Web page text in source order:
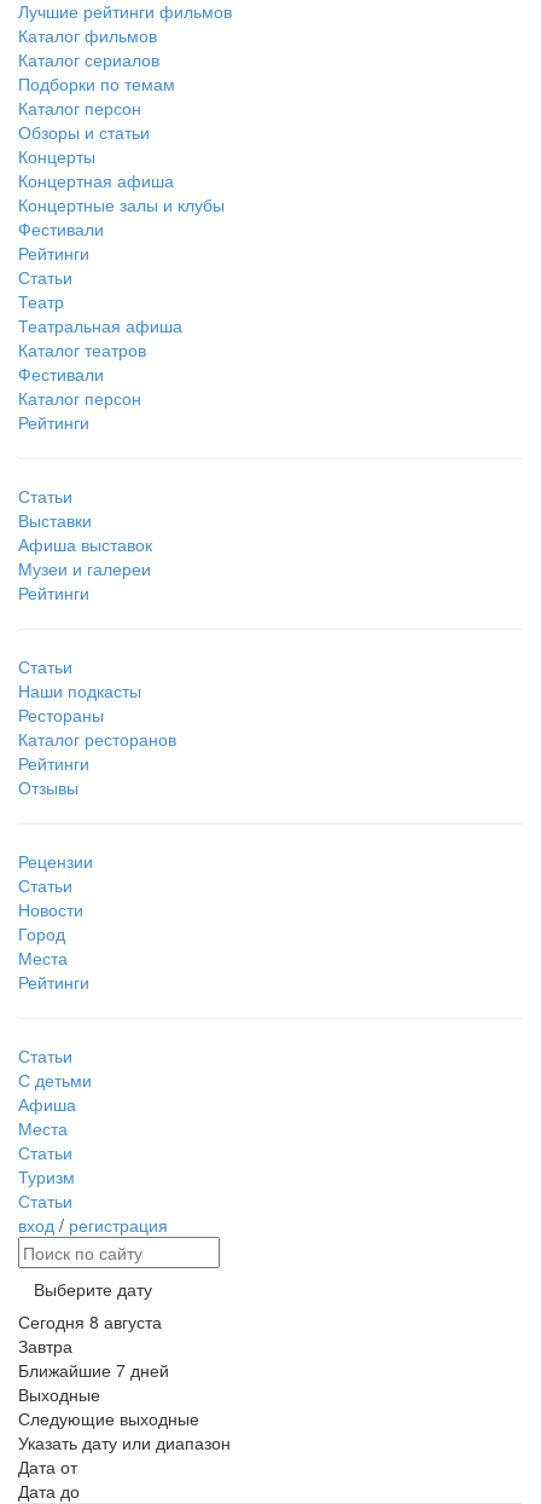
Лучшие рейтинги фильмов
Каталог фильмов
Каталог сериалов
Подборки по темам
Каталог персон
Обзоры и статьи
Концерты
Концертная афиша
Концертные залы и клубы
Фестивали
Рейтинги
Статьи
Театр
Театральная афиша
Каталог театров
Фестивали
Каталог персон
Рейтинги
Статьи
Выставки
Афиша выставок
Музеи и галереи
Рейтинги
Статьи
Наши подкасты
Рестораны
Каталог ресторанов
Рейтинги
Отзывы
Рецензии
Статьи
Новости
Город
Места
Рейтинги
Статьи
С детьми
Афиша
Места
Статьи
Туризм
Статьи
вход / регистрация
Выберите дату
Сегодня 8 августа
Завтра
Ближайшие 7 дней
Выходные
Следующие выходные
Указать дату или диапазон
Дата от
Дата до